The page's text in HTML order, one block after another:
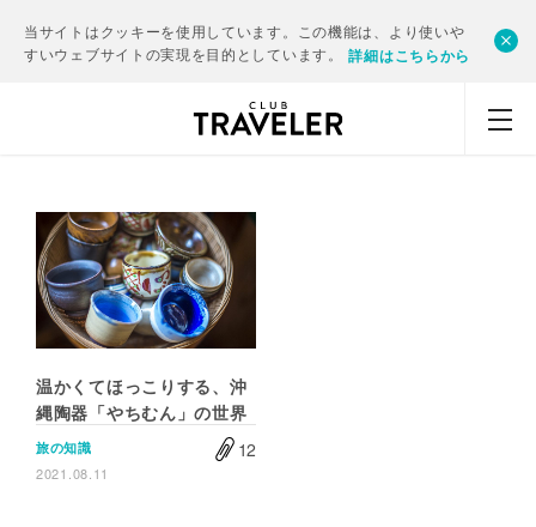
当サイトはクッキーを使用しています。この機能は、より使いや
すいウェブサイトの実現を目的としています。
詳細はこちらから
温かくてほっこりする、沖
縄陶器「やちむん」の世界
旅の知識
2021.08.11
12